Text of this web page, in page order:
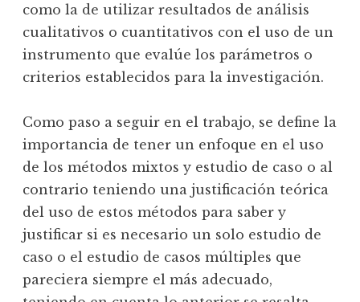
como la de utilizar resultados de análisis
cualitativos o cuantitativos con el uso de un
instrumento que evalúe los parámetros o
criterios establecidos para la investigación.
Como paso a seguir en el trabajo, se define la
importancia de tener un enfoque en el uso
de los métodos mixtos y estudio de caso o al
contrario teniendo una justificación teórica
del uso de estos métodos para saber y
justificar si es necesario un solo estudio de
caso o el estudio de casos múltiples que
pareciera siempre el más adecuado,